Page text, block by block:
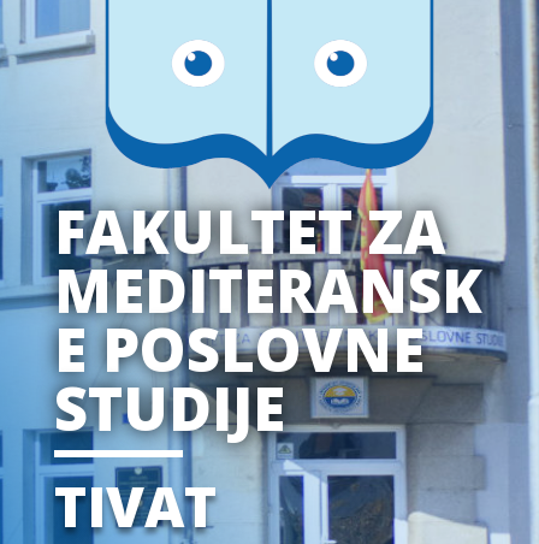
FAKULTET ZA
MEDITERANSK
E POSLOVNE
STUDIJE
TIVAT